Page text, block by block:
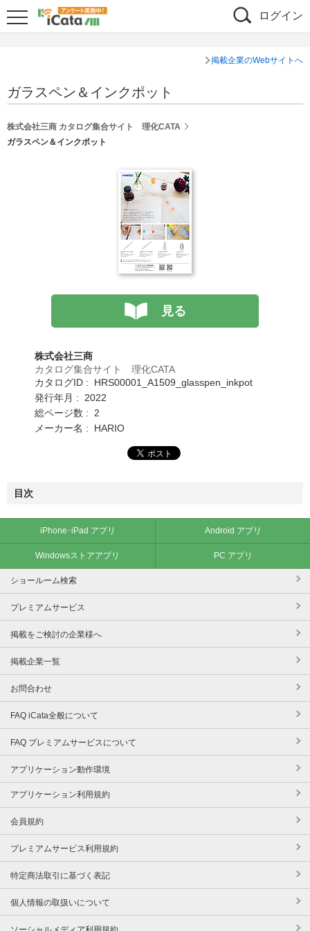
ログイン
掲載企業のWebサイトへ
ガラスペン＆インクポット
株式会社三商 カタログ集合サイト 理化CATA
ガラスペン＆インクポット
見る
株式会社三商
カタログ集合サイト 理化CATA
カタログID : HRS00001_A1509_glasspen_inkpot
発行年月 : 2022
総ページ数 : 2
メーカー名 : HARIO
目次
iPhone･iPad アプリ Android アプリ
Windowsストアアプリ PC アプリ
ショールーム検索
プレミアムサービス
掲載をご検討の企業様へ
掲載企業一覧
お問合わせ
FAQ iCata全般について
FAQ プレミアムサービスについて
アプリケーション動作環境
アプリケーション利用規約
会員規約
プレミアムサービス利用規約
特定商法取引に基づく表記
個人情報の取扱いについて